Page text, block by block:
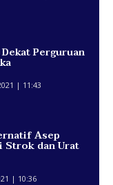
Perguruan
| 11:43
Asep
Strok dan Urat
| 10:36